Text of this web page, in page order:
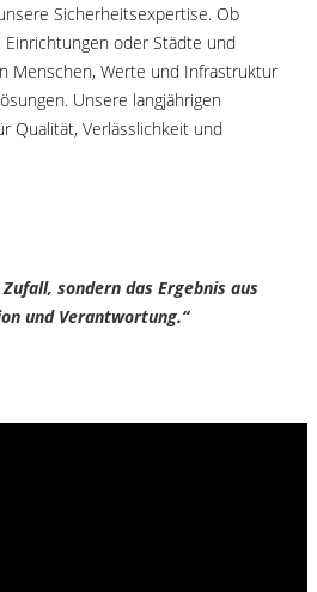
Sicherheitsexpertise. Ob
oder Städte und
Menschen, Werte und Infrastruktur
Unsere langjährigen
Qualität, Verlässlichkeit und
sondern das Ergebnis aus
und Verantwortung.“